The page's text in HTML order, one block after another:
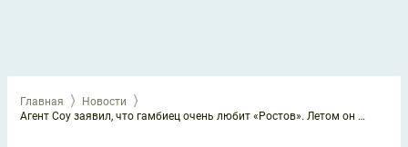
Главная
Новости
Агент Соу заявил, что гамбиец очень любит «Ростов». Летом он приостановил контракт